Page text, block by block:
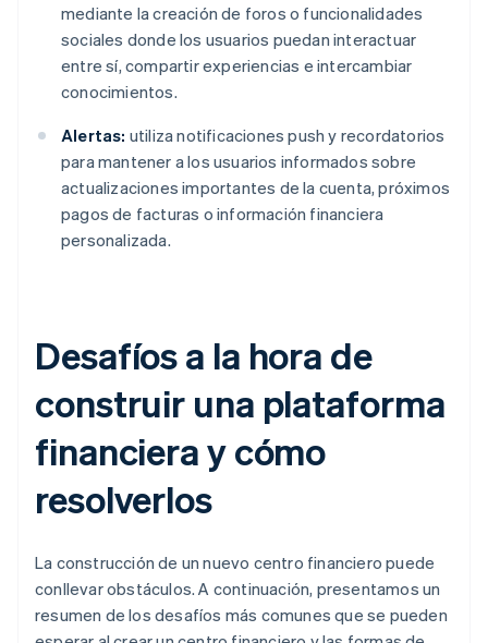
mediante la creación de foros o funcionalidades
sociales donde los usuarios puedan interactuar
entre sí, compartir experiencias e intercambiar
conocimientos.
Alertas: utiliza notificaciones push y recordatorios
para mantener a los usuarios informados sobre
actualizaciones importantes de la cuenta, próximos
pagos de facturas o información financiera
personalizada.
Desafíos a la hora de
construir una plataforma
financiera y cómo
resolverlos
La construcción de un nuevo centro financiero puede
conllevar obstáculos. A continuación, presentamos un
resumen de los desafíos más comunes que se pueden